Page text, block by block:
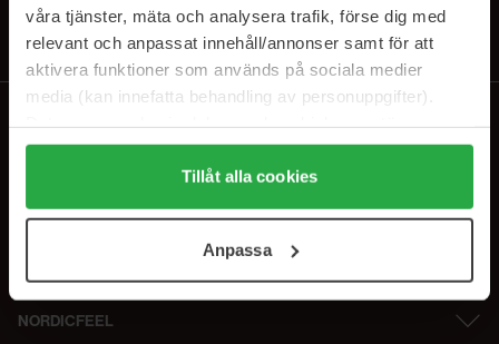
våra tjänster, mäta och analysera trafik, förse dig med
relevant och anpassat innehåll/annonser samt för att
aktivera funktioner som används på sociala medier
media (kan innefatta behandling av personuppgifter).
Genom att trycka på "Tillåt alla cookies" accepterar du
alla cookies, medan du under "Detaljer" kan anpassa
användningen av cookies. Du kan när som helst återkalla
samt vår Integritetspolicy.
Tillåt alla cookies
Anpassa
Tilaamalla hyväksyttietosuojakäytäntömme. Peruuta tilaus milloin
NORDICFEEL